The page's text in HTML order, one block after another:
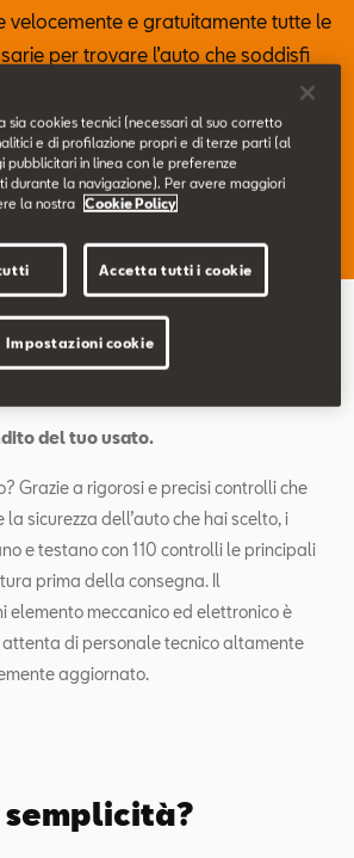
velocemente e gratuitamente tutte le
per trovare l’auto che soddisfi
certificata da controlli di qualità e
ufficiale.
veicoli usati
del tuo usato.
Grazie a rigorosi e precisi controlli che
la sicurezza dell’auto che hai scelto, i
e testano con 110 controlli le principali
prima della consegna. Il
elemento meccanico ed elettronico è
di personale tecnico altamente
aggiornato.
semplicità?
sia cookies tecnici (necessari al suo corretto
e di profilazione propri e di terze parti (al
pubblicitari in linea con le preferenze
durante la navigazione). Per avere maggiori
la nostra
Cookie Policy
Accetta tutti i cookie
Impostazioni cookie